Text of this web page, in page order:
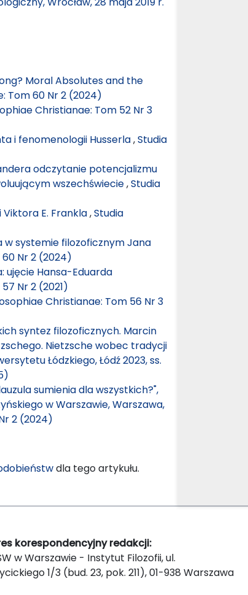
Moral Absolutes and the
Tom 60 Nr 2 (2024)
Christianae: Tom 52 Nr 3
i fenomenologii Husserla,Studia
odczytanie potencjalizmu
wszechświecie,Studia
E. Frankla,Studia
systemie filozoficznym Jana
Nr 2 (2024)
ujęcie Hansa-Eduarda
Nr 2 (2021)
Christianae: Tom 56 Nr 3
syntez filozoficznych. Marcin
Nietzsche wobec tradycji
Łódzkiego, Łódź 2023, ss.
sumienia dla wszystkich?",
w Warszawie, Warszawa,
2 (2024)
dla tego artykułu.
korespondencyjny redakcji:
w Warszawie - Instytut Filozofii, ul.
1/3 (bud. 23, pok. 211), 01-938 Warszawa